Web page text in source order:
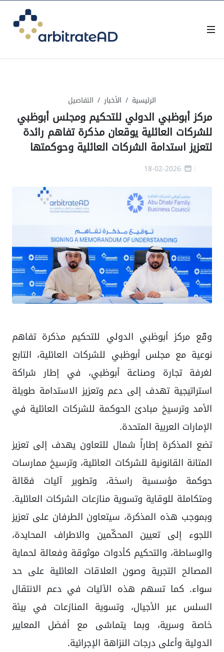
التفاصيل الأخبار الرئيسية
مركز أبوظبي الدولي للتحكيم ومجلس أبوظبي
للشركات العائلية يوقعان مذكرة تفاهم رائدة
لتعزيز استدامة الشركات العائلية وحوكمتها
وقّع مركز أبوظبي الدولي للتحكيم مذكرة تفاهم
نوعية مع مجلس أبوظبي للشركات العائلية، التابع
لغرفة تجارة وصناعة أبوظبي، في إطار شراكة
استراتيجية تهدف إلى دعم وتعزيز الاستدامة طويلة
الأمد وترسيخ مبادئ الحوكمة للشركات العائلية في
الإمارات العربية المتحدة.
تضع المذكرة إطاراً شمال للتعاون يهدف إلى تعزيز
المتانة القانونية للشركات العائلية، وترسيخ ممارسات
حوكمة مؤسسية راسخة، وتطوير آليات فعّالة
ومتكاملة للوقاية وتسوية منازعات الشركات العائلية.
وبموجب هذه المذكرة، سيتعاون الطرفان على تعزيز
اللجوء إلى تعيين المحكّمين والاطراف المحايدة،
والوساطة، والتحكيم كأدوات موثوقة وفعالة لحماية
المصالح التجرية وصون العلاقات العائلية على حد
سواء. كما تسهم هذه الآليات في دعم الانتقال
السلس عبر الأجيال، وتسوية المنازعات في بيئة
خاصة وسرية، وبما يتماشى مع أفضل المعايير
الدولية وأعلى درجات النزاهة الإجرائية.